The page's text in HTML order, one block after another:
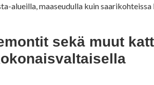
alueilla, maaseudulla kuin
sekä muut